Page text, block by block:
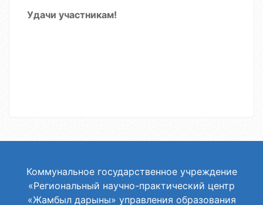
Удачи участникам!
Коммунальное государственное учреждение
«Региональный научно-практический центр
«Жамбыл дарыны» управления образования